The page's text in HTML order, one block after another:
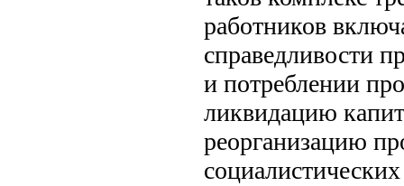
работников
справедливости
и потреблении
ликвидацию
реорганизацию